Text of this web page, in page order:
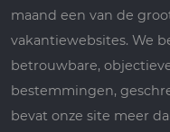
maand een van de
vakantiewebsites. We
betrouwbare,
bestemmingen,
bevat onze site meer